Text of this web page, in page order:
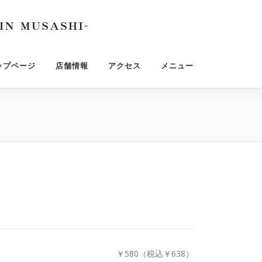
プページ 店舗情報 アクセス メニュー
￥580（税込￥638）